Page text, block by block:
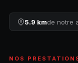
5.9 kmde notre
NOS